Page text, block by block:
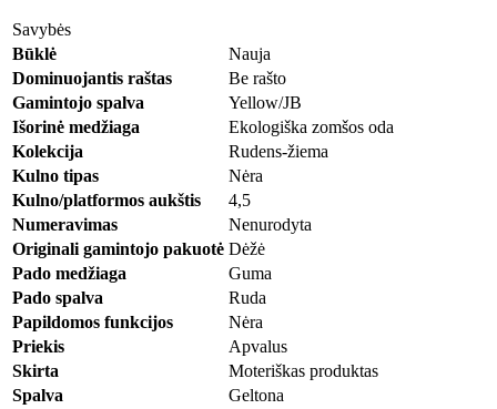
Savybės
Būklė
Nauja
Dominuojantis raštas
Be rašto
Gamintojo spalva
Yellow/JB
Išorinė medžiaga
Ekologiška zomšos oda
Kolekcija
Rudens-žiema
Kulno tipas
Nėra
Kulno/platformos aukštis
4,5
Numeravimas
Nenurodyta
Originali gamintojo pakuotė Dėžė
Pado medžiaga
Guma
Pado spalva
Ruda
Papildomos funkcijos
Nėra
Priekis
Apvalus
Skirta
Moteriškas produktas
Spalva
Geltona